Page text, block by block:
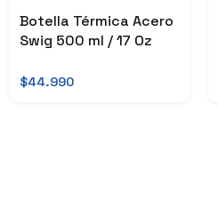
Botella Térmica Acero
Swig 500 ml / 17 Oz
$44.990